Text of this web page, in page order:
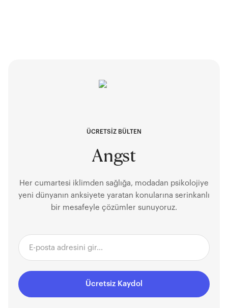
ÜCRETSİZ BÜLTEN
Angst
Her cumartesi iklimden sağlığa, modadan psikolojiye
yeni dünyanın anksiyete yaratan konularına serinkanlı
bir mesafeyle çözümler sunuyoruz.
Ücretsiz Kaydol